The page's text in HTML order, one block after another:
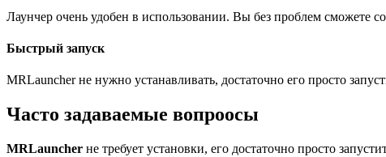
Лаунчер очень удобен в использовании. Вы без проблем сможете
Быстрый запуск
MRLauncher не нужно устанавливать, достаточно его просто
Часто задаваемые вопроосы
MRLauncher не требует установки, его достаточно просто